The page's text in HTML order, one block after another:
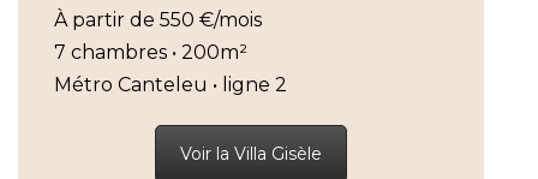
À partir de 550 €/mois
7 chambres • 200m²
Métro Canteleu • ligne 2
Voir la Villa Gisèle